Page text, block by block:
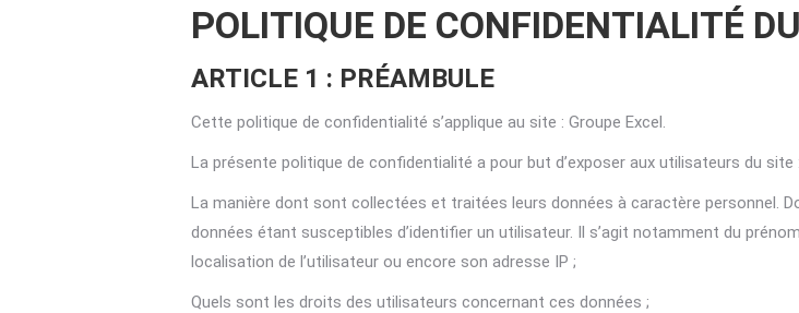
POLITIQUE DE CONFIDENTIALITÉ
ARTICLE 1 : PRÉAMBULE
Cette politique de confidentialité s’applique au site : Groupe Excel.
La présente politique de confidentialité a pour but d’exposer aux utilisateurs du site :
La manière dont sont collectées et traitées leurs données à caractère personnel.
données étant susceptibles d’identifier un utilisateur. Il s’agit notamment du
localisation de l’utilisateur ou encore son adresse IP ;
Quels sont les droits des utilisateurs concernant ces données ;